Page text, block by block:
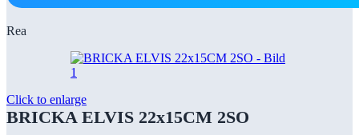
Rea
Click to enlarge
BRICKA ELVIS 22x15CM 2SO